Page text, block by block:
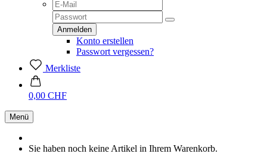
Konto erstellen
Passwort vergessen?
Merkliste
0,00 CHF
Menü
Sie haben noch keine Artikel in Ihrem Warenkorb.